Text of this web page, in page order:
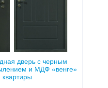
дверь с черным
и МДФ «венге»
квартиры